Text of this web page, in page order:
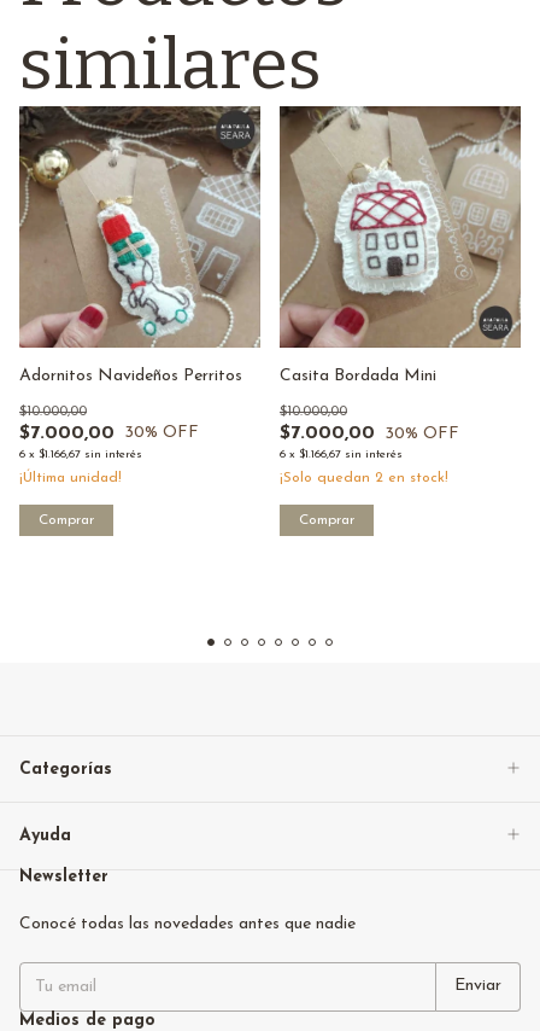
similares
Adornitos Navideños Perritos
$7.000,00
$10.000,00
30% OFF
6 x $1.166,67 sin interés
¡Última unidad!
Comprar
Casita Bordada Mini
$7.000,00
$10.000,00
30% OFF
6 x $1.166,67 sin interés
¡Solo quedan 2 en stock!
Categorías
Ayuda
Newsletter
Conocé todas las novedades antes que nadie
Medios de pago